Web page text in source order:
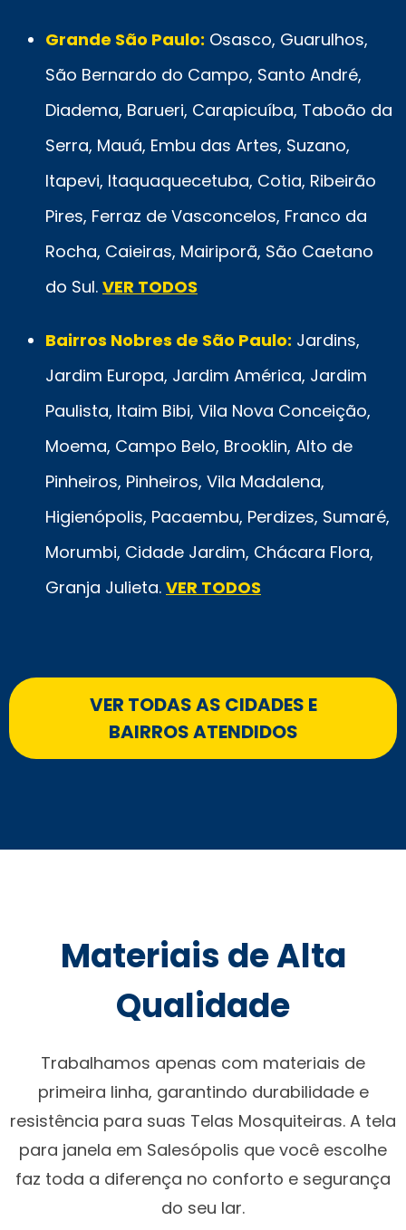
Grande São Paulo: Osasco, Guarulhos,
São Bernardo do Campo, Santo André,
Diadema, Barueri, Carapicuíba, Taboão da
Serra, Mauá, Embu das Artes, Suzano,
Itapevi, Itaquaquecetuba, Cotia, Ribeirão
Pires, Ferraz de Vasconcelos, Franco da
Rocha, Caieiras, Mairiporã, São Caetano
do Sul. VER TODOS
Bairros Nobres de São Paulo: Jardins,
Jardim Europa, Jardim América, Jardim
Paulista, Itaim Bibi, Vila Nova Conceição,
Moema, Campo Belo, Brooklin, Alto de
Pinheiros, Pinheiros, Vila Madalena,
Higienópolis, Pacaembu, Perdizes, Sumaré,
Morumbi, Cidade Jardim, Chácara Flora,
Granja Julieta. VER TODOS
VER TODAS AS CIDADES E
BAIRROS ATENDIDOS
Materiais de Alta
Qualidade
Trabalhamos apenas com materiais de
primeira linha, garantindo durabilidade e
resistência para suas Telas Mosquiteiras. A tela
para janela em Salesópolis que você escolhe
faz toda a diferença no conforto e segurança
do seu lar.